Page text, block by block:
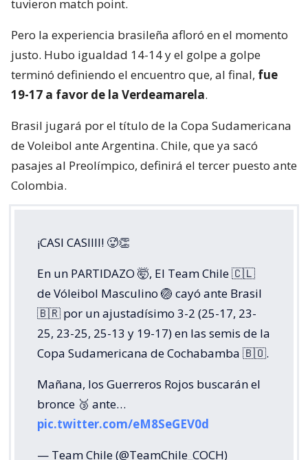
tuvieron match point.
Pero la experiencia brasileña afloró en el momento
justo. Hubo igualdad 14-14 y el golpe a golpe
terminó definiendo el encuentro que, al final, fue
19-17 a favor de la Verdeamarela.
Brasil jugará por el título de la Copa Sudamericana
de Voleibol ante Argentina. Chile, que ya sacó
pasajes al Preolímpico, definirá el tercer puesto ante
Colombia.
¡CASI CASIIII! 🥵👏
En un PARTIDAZO 🤯, El Team Chile 🇨🇱
de Vóleibol Masculino 🏐 cayó ante Brasil
🇧🇷 por un ajustadísimo 3-2 (25-17, 23-
25, 23-25, 25-13 y 19-17) en las semis de la
Copa Sudamericana de Cochabamba 🇧🇴.
Mañana, los Guerreros Rojos buscarán el
bronce 🥉 ante…
pic.twitter.com/eM8SeGEV0d
— Team Chile (@TeamChile_COCH)